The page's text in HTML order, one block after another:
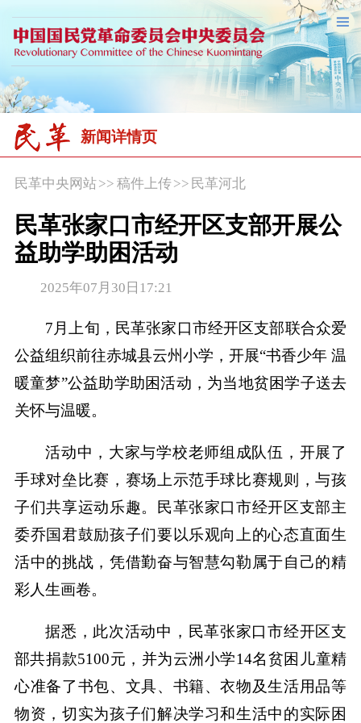
新闻详情页
民革中央网站>> 稿件上传 >> 民革河北
民革张家口市经开区支部开展公
益助学助困活动
2025年07月30日17:21
7月上旬，民革张家口市经开区支部联合众爱
公益组织前往赤城县云州小学，开展“书香少年 温
暖童梦”公益助学助困活动，为当地贫困学子送去
关怀与温暖。
活动中，大家与学校老师组成队伍，开展了
手球对垒比赛，赛场上示范手球比赛规则，与孩
子们共享运动乐趣。民革张家口市经开区支部主
委乔国君鼓励孩子们要以乐观向上的心态直面生
活中的挑战，凭借勤奋与智慧勾勒属于自己的精
彩人生画卷。
据悉，此次活动中，民革张家口市经开区支
部共捐款5100元，并为云洲小学14名贫困儿童精
心准备了书包、文具、书籍、衣物及生活用品等
物资，切实为孩子们解决学习和生活中的实际困